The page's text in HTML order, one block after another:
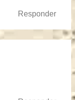
Responder